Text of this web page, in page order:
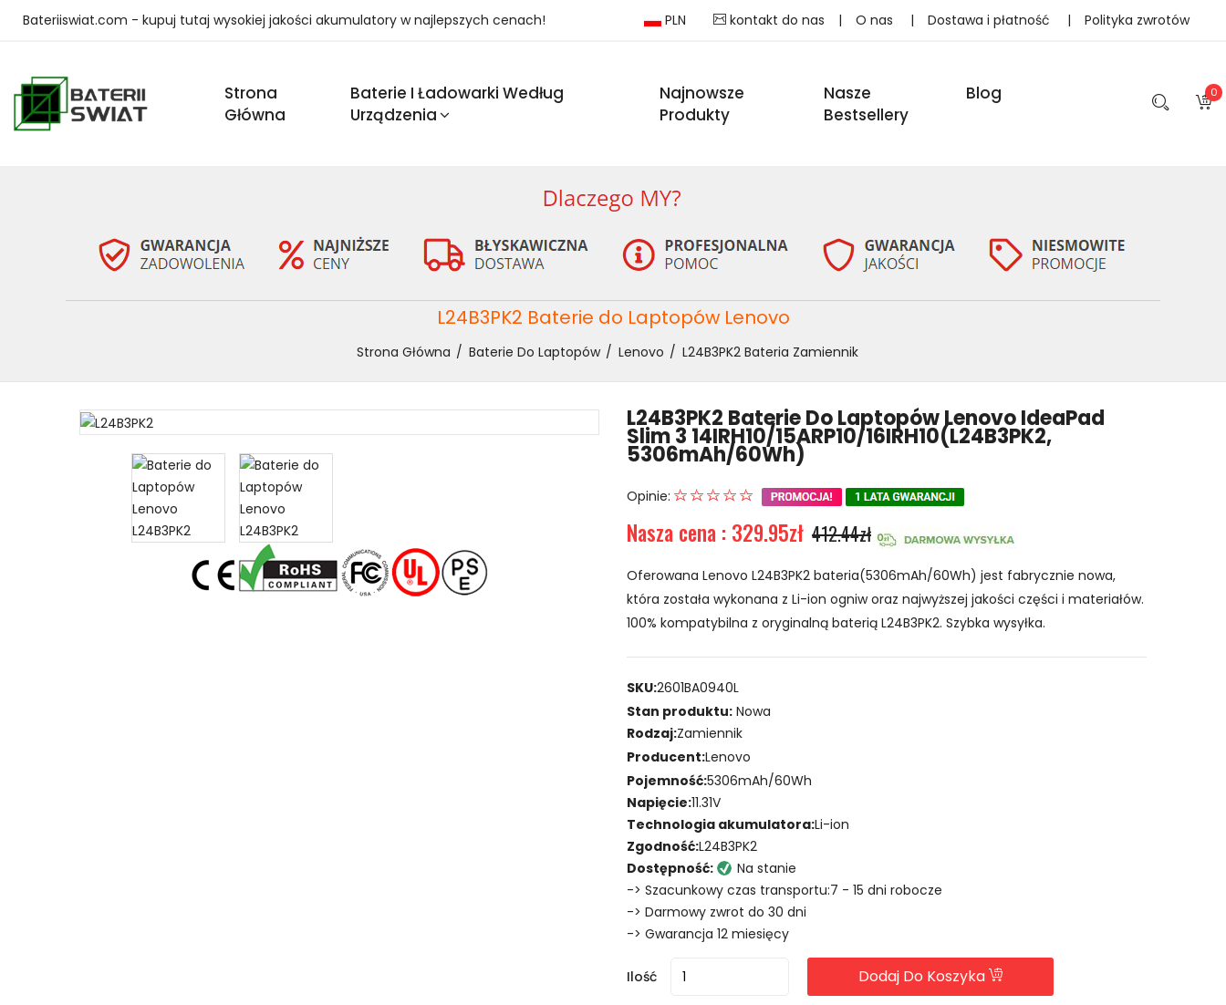
Bateriiswiat.com - kupuj tutaj wysokiej jakości akumulatory w najlepszych cenach! PLN kontakt do nas | O nas | Dostawa i płatność | Polityka zwrotów
Strona
Główna
Baterie I Ładowarki Według
Urządzenia
Najnowsze
Produkty
Nasze
Bestsellery
Blog 0
L24B3PK2 Baterie do Laptopów Lenovo
Strona Główna Baterie Do Laptopów Lenovo L24B3PK2 Bateria Zamiennik
L24B3PK2 Baterie Do Laptopów Lenovo IdeaPad
Slim 3 14IRH10/15ARP10/16IRH10(L24B3PK2,
5306mAh/60Wh)
Opinie:
Nasza cena : 329.95zł 412.44zł
Oferowana Lenovo L24B3PK2 bateria(5306mAh/60Wh) jest fabrycznie nowa,
która została wykonana z Li-ion ogniw oraz najwyższej jakości części i materiałów.
100% kompatybilna z oryginalną baterią L24B3PK2. Szybka wysyłka.
SKU:2601BA0940L
Stan produktu: Nowa
Rodzaj:Zamiennik
Producent:Lenovo
Pojemność:5306mAh/60Wh
Napięcie:11.31V
Technologia akumulatora:Li-ion
Zgodność:L24B3PK2
Dostępność:
Na stanie
-> Szacunkowy czas transportu:7 - 15 dni robocze
-> Darmowy zwrot do 30 dni
-> Gwarancja 12 miesięcy
Ilość Dodaj Do Koszyka